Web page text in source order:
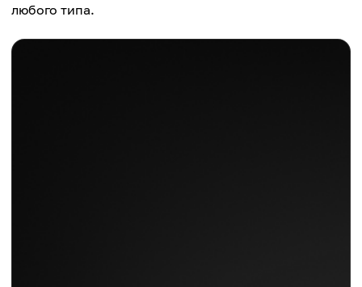
любого типа.